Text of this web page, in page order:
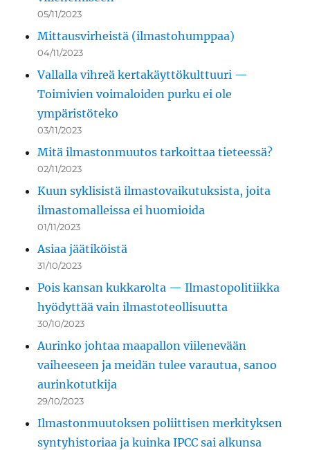
05/11/2023
Mittausvirheistä (ilmastohumppaa)
04/11/2023
Vallalla vihreä kertakäyttökulttuuri —
Toimivien voimaloiden purku ei ole
ympäristöteko
03/11/2023
Mitä ilmastonmuutos tarkoittaa tieteessä?
02/11/2023
Kuun syklisistä ilmastovaikutuksista, joita
ilmastomalleissa ei huomioida
01/11/2023
Asiaa jäätiköistä
31/10/2023
Pois kansan kukkarolta — Ilmastopolitiikka
hyödyttää vain ilmastoteollisuutta
30/10/2023
Aurinko johtaa maapallon viilenevään
vaiheeseen ja meidän tulee varautua, sanoo
aurinkotutkija
29/10/2023
Ilmastonmuutoksen poliittisen merkityksen
syntyhistoriaa ja kuinka IPCC sai alkunsa